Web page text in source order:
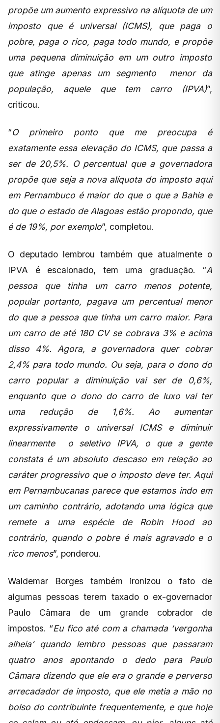
propõe um aumento expressivo na alíquota de um
imposto que é universal (ICMS), que paga o
pobre, paga o rico, paga todo mundo, e propõe
uma pequena diminuição em um outro imposto
que atinge apenas um segmento menor da
população, aquele que tem carro (IPVA)”,
criticou.
“O primeiro ponto que me preocupa é
exatamente essa elevação do ICMS, que passa a
ser de 20,5%. O percentual que a governadora
propõe que seja a nova alíquota do imposto aqui
em Pernambuco é maior do que o que a Bahia e
do que o estado de Alagoas estão propondo, que
é de 19%, por exemplo”, completou.
O deputado lembrou também que atualmente o
IPVA é escalonado, tem uma graduação. “A
pessoa que tinha um carro menos potente,
popular portanto, pagava um percentual menor
do que a pessoa que tinha um carro maior. Para
um carro de até 180 CV se cobrava 3% e acima
disso 4%. Agora, a governadora quer cobrar
2,4% para todo mundo. Ou seja, para o dono do
carro popular a diminuição vai ser de 0,6%,
enquanto que o dono do carro de luxo vai ter
uma redução de 1,6%. Ao aumentar
expressivamente o universal ICMS e diminuir
linearmente o seletivo IPVA, o que a gente
constata é um absoluto descaso em relação ao
caráter progressivo que o imposto deve ter. Aqui
em Pernambucanas parece que estamos indo em
um caminho contrário, adotando uma lógica que
remete a uma espécie de Robin Hood ao
contrário, quando o pobre é mais agravado e o
rico menos”, ponderou.
Waldemar Borges também ironizou o fato de
algumas pessoas terem taxado o ex-governador
Paulo Câmara de um grande cobrador de
impostos. “Eu fico até com a chamada ‘vergonha
alheia’ quando lembro pessoas que passaram
quatro anos apontando o dedo para Paulo
Câmara dizendo que ele era o grande e perverso
arrecadador de imposto, que ele metia a mão no
bolso do contribuinte frequentemente, e que hoje